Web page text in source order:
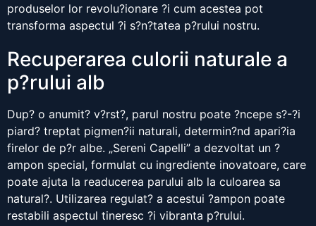
produselor lor revolu?ionare ?i cum acestea pot
transforma aspectul ?i s?n?tatea p?rului nostru.
Recuperarea culorii naturale a
p?rului alb
Dup? o anumit? v?rst?, parul nostru poate ?ncepe s?-?i
piard? treptat pigmen?ii naturali, determin?nd apari?ia
firelor de p?r albe. „Sereni Capelli” a dezvoltat un ?
ampon special, formulat cu ingrediente inovatoare, care
poate ajuta la readucerea parului alb la culoarea sa
natural?. Utilizarea regulat? a acestui ?ampon poate
restabili aspectul tineresc ?i vibranta p?rului.